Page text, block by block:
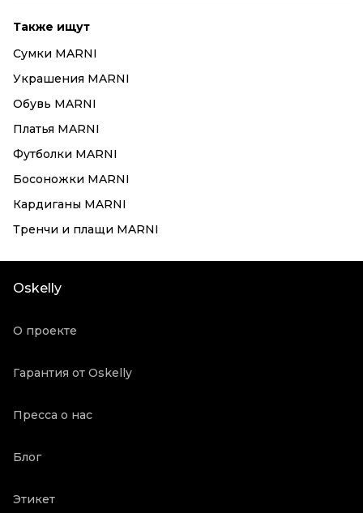
Также ищут
Сумки MARNI
Украшения MARNI
Обувь MARNI
Платья MARNI
Футболки MARNI
Босоножки MARNI
Кардиганы MARNI
Тренчи и плащи MARNI
Oskelly
О проекте
Гарантия от Oskelly
Пресса о нас
Блог
Этикет